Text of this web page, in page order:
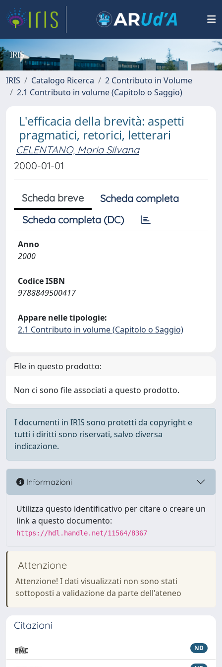
IRIS
IRIS Catalogo Ricerca
2 Contributo in Volume
2.1 Contributo in volume (Capitolo o Saggio)
L'efficacia della brevità: aspetti
pragmatici, retorici, letterari
CELENTANO, Maria Silvana
2000-01-01
Scheda breve
Scheda completa
Scheda completa (DC)
Anno
2000
Codice ISBN
9788849500417
Appare nelle tipologie:
2.1 Contributo in volume (Capitolo o Saggio)
File in questo prodotto:
Non ci sono file associati a questo prodotto.
I documenti in IRIS sono protetti da copyright e
tutti i diritti sono riservati, salvo diversa
indicazione.
Informazioni
Utilizza questo identificativo per citare o creare un
link a questo documento:
https://hdl.handle.net/11564/8367
Attenzione
Attenzione! I dati visualizzati non sono stati
sottoposti a validazione da parte dell'ateneo
Citazioni
ND